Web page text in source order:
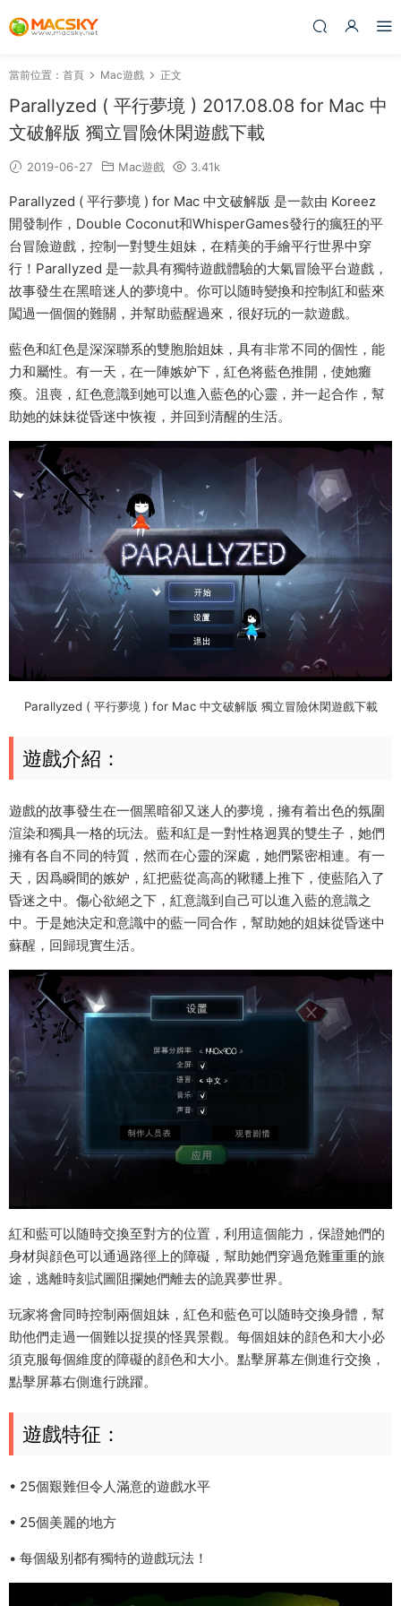
當前位置： 首頁 Mac遊戲 正文
Parallyzed ( 平行夢境 ) 2017.08.08 for Mac 中
文破解版 獨立冒險休閑遊戲下載
2019-06-27 Mac遊戲 3.41k
Parallyzed ( 平行夢境 ) for Mac 中文破解版 是一款由 Koreez
開發制作，Double Coconut和WhisperGames發行的瘋狂的平
台冒險遊戲，控制一對雙生姐妹，在精美的手繪平行世界中穿
行！Parallyzed 是一款具有獨特遊戲體驗的大氣冒險平台遊戲，
故事發生在黑暗迷人的夢境中。你可以随時變換和控制紅和藍來
闖過一個個的難關，并幫助藍醒過來，很好玩的一款遊戲。
藍色和紅色是深深聯系的雙胞胎姐妹，具有非常不同的個性，能
力和屬性。有一天，在一陣嫉妒下，紅色将藍色推開，使她癱
瘓。沮喪，紅色意識到她可以進入藍色的心靈，并一起合作，幫
助她的妹妹從昏迷中恢複，并回到清醒的生活。
Parallyzed ( 平行夢境 ) for Mac 中文破解版 獨立冒險休閑遊戲下載
遊戲介紹：
遊戲的故事發生在一個黑暗卻又迷人的夢境，擁有着出色的氛圍
渲染和獨具一格的玩法。藍和紅是一對性格迥異的雙生子，她們
擁有各自不同的特質，然而在心靈的深處，她們緊密相連。有一
天，因爲瞬間的嫉妒，紅把藍從高高的鞦韆上推下，使藍陷入了
昏迷之中。傷心欲絕之下，紅意識到自己可以進入藍的意識之
中。于是她決定和意識中的藍一同合作，幫助她的姐妹從昏迷中
蘇醒，回歸現實生活。
紅和藍可以随時交換至對方的位置，利用這個能力，保證她們的
身材與顔色可以通過路徑上的障礙，幫助她們穿過危難重重的旅
途，逃離時刻試圖阻攔她們離去的詭異夢世界。
玩家将會同時控制兩個姐妹，紅色和藍色可以随時交換身體，幫
助他們走過一個難以捉摸的怪異景觀。每個姐妹的顔色和大小必
須克服每個維度的障礙的顔色和大小。點擊屏幕左側進行交換，
點擊屏幕右側進行跳躍。
遊戲特征：
• 25個艱難但令人滿意的遊戲水平
• 25個美麗的地方
• 每個級别都有獨特的遊戲玩法！